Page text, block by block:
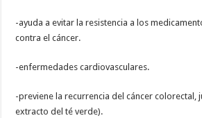
-ayuda a evitar la resistencia a los
contra el cáncer.
-enfermedades cardiovasculares.
-previene la recurrencia del cáncer colorectal,
extracto del té verde).